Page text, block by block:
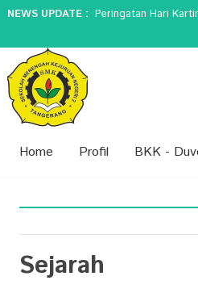
NEWS UPDATE :
5 Perbedaan Guru
SPMB (SISTEM
Home Profil BKK -
Sejarah